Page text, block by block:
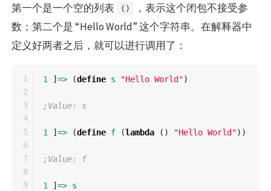
第一个是一个空的列表
()
，表示这个闭包不接受参
数；第二个是 “Hello World” 这个字符串。在解释器中
定义好两者之后，就可以进行调用了：
1
2
3
4
5
6
7
8
9
1 ] => (define s "Hello World")
;Value: s
1 ] => (define f (lambda () "Hello World"))
;Value: f
1 ] => s